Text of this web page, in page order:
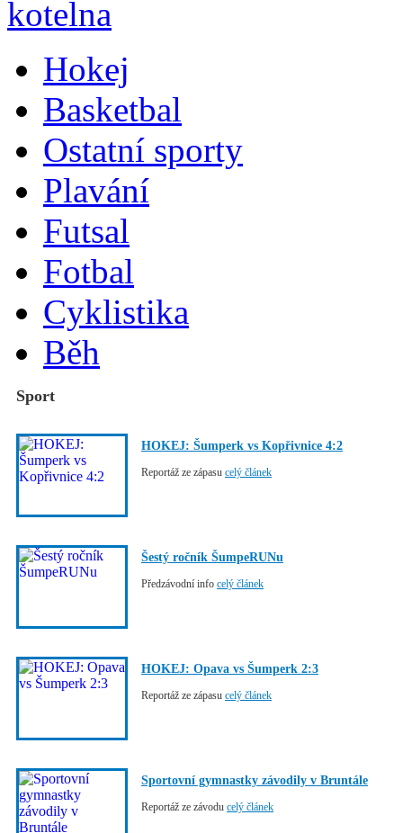
Hokej
Basketbal
Ostatní sporty
Plavání
Futsal
Fotbal
Cyklistika
Běh
Sport
HOKEJ: Šumperk vs Kopřivnice 4:2
Reportáž ze zápasu celý článek
Šestý ročník ŠumpeRUNu
Předzávodní info celý článek
HOKEJ: Opava vs Šumperk 2:3
Reportáž ze zápasu celý článek
Sportovní gymnastky závodily v Bruntále
Reportáž ze závodu celý článek